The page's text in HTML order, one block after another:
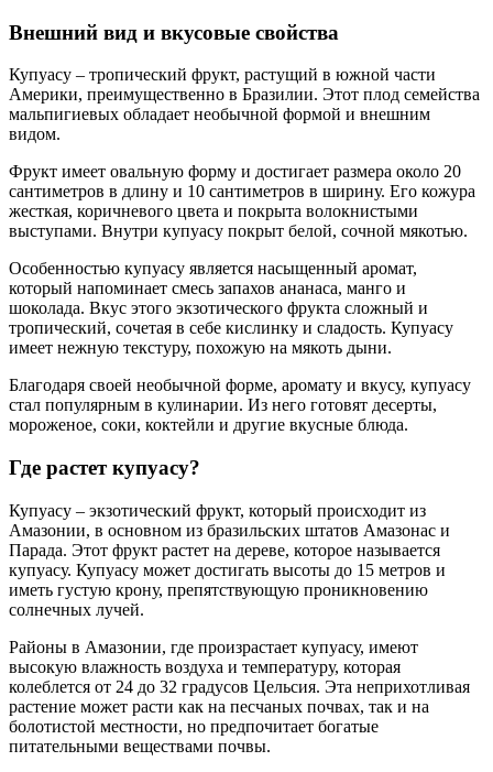
Внешний вид и вкусовые свойства
Купуасу – тропический фрукт, растущий в южной части
Америки, преимущественно в Бразилии. Этот плод семейства
мальпигиевых обладает необычной формой и внешним
видом.
Фрукт имеет овальную форму и достигает размера около 20
сантиметров в длину и 10 сантиметров в ширину. Его кожура
жесткая, коричневого цвета и покрыта волокнистыми
выступами. Внутри купуасу покрыт белой, сочной мякотью.
Особенностью купуасу является насыщенный аромат,
который напоминает смесь запахов ананаса, манго и
шоколада. Вкус этого экзотического фрукта сложный и
тропический, сочетая в себе кислинку и сладость. Купуасу
имеет нежную текстуру, похожую на мякоть дыни.
Благодаря своей необычной форме, аромату и вкусу, купуасу
стал популярным в кулинарии. Из него готовят десерты,
мороженое, соки, коктейли и другие вкусные блюда.
Где растет купуасу?
Купуасу – экзотический фрукт, который происходит из
Амазонии, в основном из бразильских штатов Амазонас и
Парада. Этот фрукт растет на дереве, которое называется
купуасу. Купуасу может достигать высоты до 15 метров и
иметь густую крону, препятствующую проникновению
солнечных лучей.
Районы в Амазонии, где произрастает купуасу, имеют
высокую влажность воздуха и температуру, которая
колеблется от 24 до 32 градусов Цельсия. Эта неприхотливая
растение может расти как на песчаных почвах, так и на
болотистой местности, но предпочитает богатые
питательными веществами почвы.